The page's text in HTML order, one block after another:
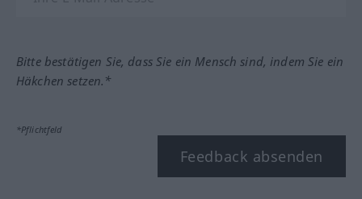
Bitte bestätigen Sie, dass Sie ein Mensch sind, indem Sie ein
Häkchen setzen.*
*Pflichtfeld
Feedback absenden